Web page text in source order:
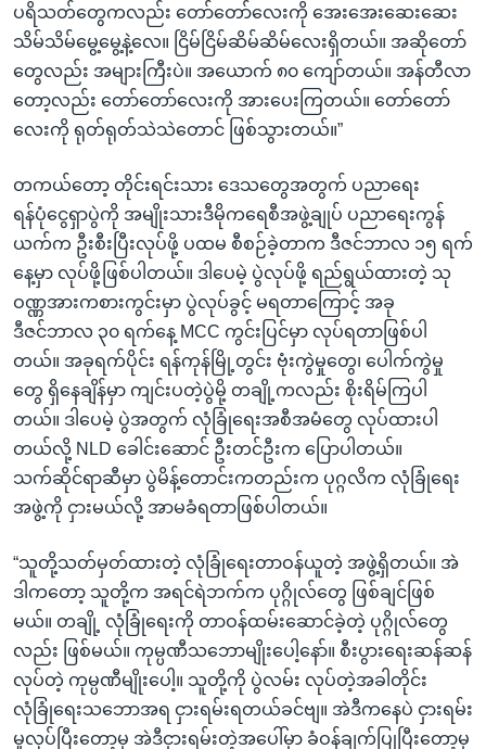
ပရိသတ်တွေကလည်း တော်တော်လေးကို အေးအေးဆေးဆေး
သိမ်သိမ်မွေ့မွေ့နဲ့လေ။ ငြိမ်ငြိမ်ဆိမ်ဆိမ်လေးရှိတယ်။ အဆိုတော်
တွေလည်း အများကြီးပဲ။ အယောက် ၈၀ ကျော်တယ်။ အန်တီလာ
တော့လည်း တော်တော်လေးကို အားပေးကြတယ်။ တော်တော်
လေးကို ရုတ်ရုတ်သဲသဲတောင် ဖြစ်သွားတယ်။”
တကယ်တော့ တိုင်းရင်းသား ဒေသတွေအတွက် ပညာရေး
ရန်ပုံငွေရှာပွဲကို အမျိုးသားဒီမိုကရေစီအဖွဲ့ချုပ် ပညာရေးကွန်
ယက်က ဦးစီးပြီးလုပ်ဖို့ ပထမ စီစဉ်ခဲ့တာက ဒီဇင်ဘာလ ၁၅ ရက်
နေ့မှာ လုပ်ဖို့ဖြစ်ပါတယ်။ ဒါပေမဲ့ ပွဲလုပ်ဖို့ ရည်ရွယ်ထားတဲ့ သု
ဝဏ္ဏအားကစားကွင်းမှာ ပွဲလုပ်ခွင့် မရတာကြောင့် အခု
ဒီဇင်ဘာလ ၃၀ ရက်နေ့ MCC ကွင်းပြင်မှာ လုပ်ရတာဖြစ်ပါ
တယ်။ အခုရက်ပိုင်း ရန်ကုန်မြို့တွင်း ဗုံးကွဲမှုတွေ၊ ပေါက်ကွဲမှု
တွေ ရှိနေချိန်မှာ ကျင်းပတဲ့ပွဲမို့ တချို့ကလည်း စိုးရိမ်ကြပါ
တယ်။ ဒါပေမဲ့ ပွဲအတွက် လုံခြုံရေးအစီအမံတွေ လုပ်ထားပါ
တယ်လို့ NLD ခေါင်းဆောင် ဦးတင်ဦးက ပြောပါတယ်။
သက်ဆိုင်ရာဆီမှာ ပွဲမိန့်တောင်းကတည်းက ပုဂ္ဂလိက လုံခြုံရေး
အဖွဲ့ကို ငှားမယ်လို့ အာမခံရတာဖြစ်ပါတယ်။
“သူတို့သတ်မှတ်ထားတဲ့ လုံခြုံရေးတာဝန်ယူတဲ့ အဖွဲ့ရှိတယ်။ အဲ
ဒါကတော့ သူတို့က အရင်ရဲဘက်က ပုဂ္ဂိုလ်တွေ ဖြစ်ချင်ဖြစ်
မယ်။ တချို့ လုံခြုံရေးကို တာဝန်ထမ်းဆောင်ခဲ့တဲ့ ပုဂ္ဂိုလ်တွေ
လည်း ဖြစ်မယ်။ ကုမ္ပဏီသဘောမျိုးပေါ့နော်။ စီးပွားရေးဆန်ဆန်
လုပ်တဲ့ ကုမ္ပဏီမျိုးပေါ့။ သူတို့ကို ပွဲလမ်း လုပ်တဲ့အခါတိုင်း
လုံခြုံရေးသဘောအရ ငှားရမ်းရတယ်ခင်ဗျ။ အဲဒီကနေပဲ ငှားရမ်း
မှုလုပ်ပြီးတော့မှ အဲဒီငှားရမ်းတဲ့အပေါ်မှာ ခံဝန်ချက်ပြုပြီးတော့မှ